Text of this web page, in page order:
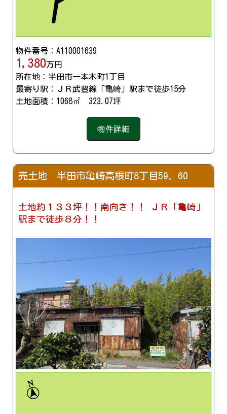
物件番号：A110001639
1,380万円
所在地：半田市一本木町1丁目
最寄り駅：ＪＲ武豊線「亀崎」駅まで徒歩15分
土地面積：1068㎡ 323.07坪
物件詳細
売土地 半田市亀崎高根町8丁目59、60
土地約１３３坪！！南向き！！ ＪＲ「亀崎」
駅まで徒歩８分！！